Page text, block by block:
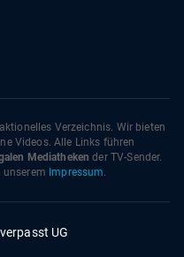
Verzeichnis. Wir bieten
Videos. Alle Links führen
Mediatheken der TV-Sender.
unserem Impressum.
UG